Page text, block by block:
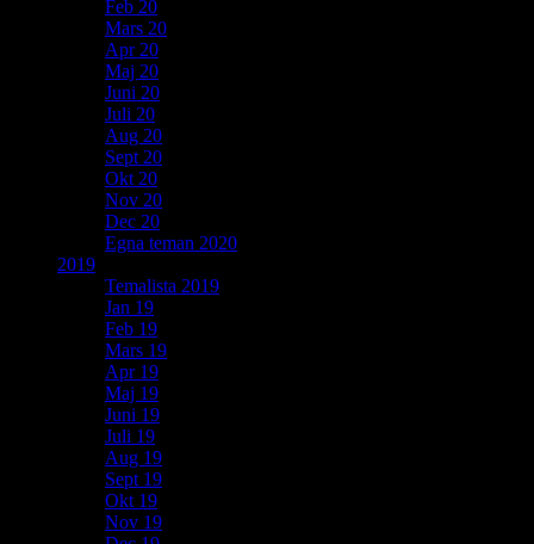
Feb 20
Mars 20
Apr 20
Maj 20
Juni 20
Juli 20
Aug 20
Sept 20
Okt 20
Nov 20
Dec 20
Egna teman 2020
2019
Temalista 2019
Jan 19
Feb 19
Mars 19
Apr 19
Maj 19
Juni 19
Juli 19
Aug 19
Sept 19
Okt 19
Nov 19